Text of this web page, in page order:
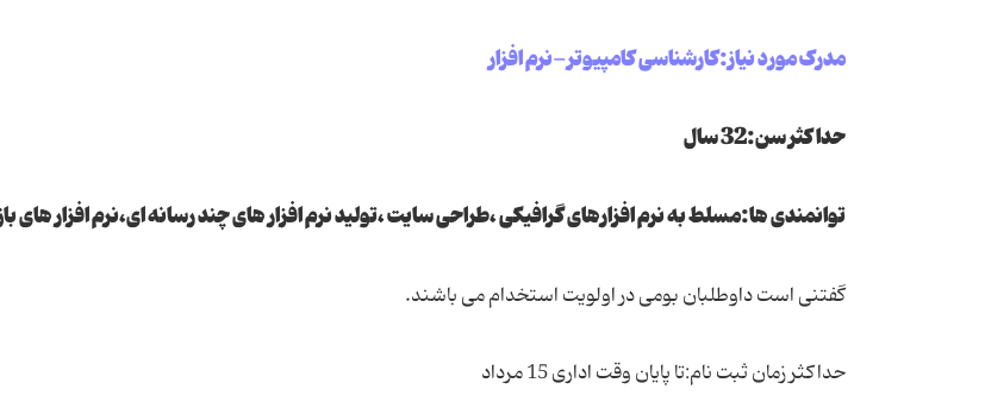
مدرک مورد نیاز:کارشناسی کامپیوتر-نرم افزار
حداکثر سن:32 سال
توانمندی ها:مسلط به نرم افزارهای گرافیکی ،طراحی سایت ،تولید نرم افزار های چند رسانه ای،نرم افزار های
گفتنی است داوطلبان بومی در اولویت استخدام می باشند.
حداکثر زمان ثبت نام:تا پایان وقت اداری 15 مرداد